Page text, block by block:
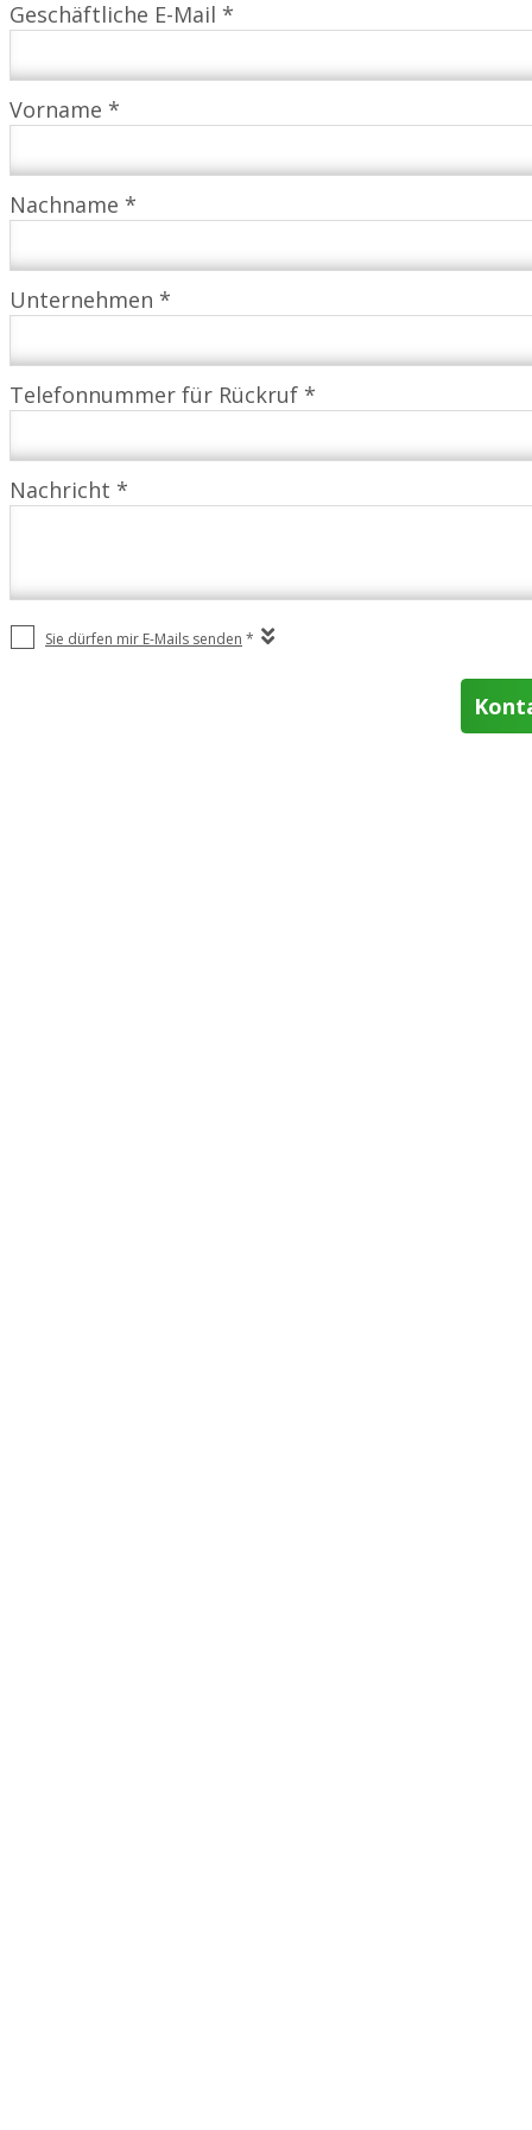
Geschäftliche E-Mail *
Vorname *
Nachname *
Unternehmen *
Telefonnummer für Rückruf *
Nachricht *
Sie dürfen mir E-Mails senden *